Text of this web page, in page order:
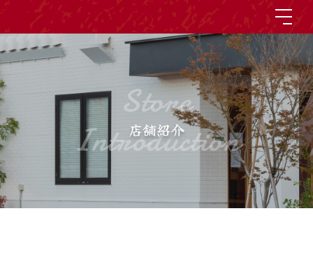
Store
Introduction
店舗紹介